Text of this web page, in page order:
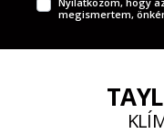
megismertem,